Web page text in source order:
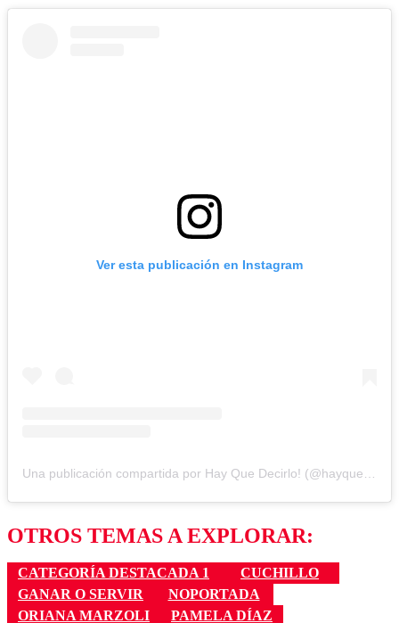
Ver esta publicación en Instagram
OTROS TEMAS A EXPLORAR:
CATEGORÍA DESTACADA 1
CUCHILLO
GANAR O SERVIR
NOPORTADA
ORIANA MARZOLI
PAMELA DÍAZ